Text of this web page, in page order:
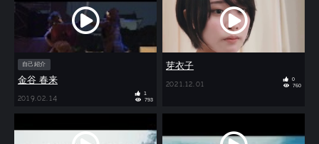
自己紹介
金谷 春来
2019.02.14
1
793
芽衣子
2021.12.01
0
760